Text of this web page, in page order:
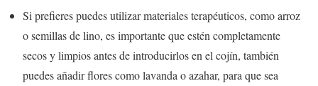
Si prefieres puedes utilizar materiales terapéuticos, como arroz
o semillas de lino, es importante que estén completamente
secos y limpios antes de introducirlos en el cojín, también
puedes añadir flores como lavanda o azahar, para que sea